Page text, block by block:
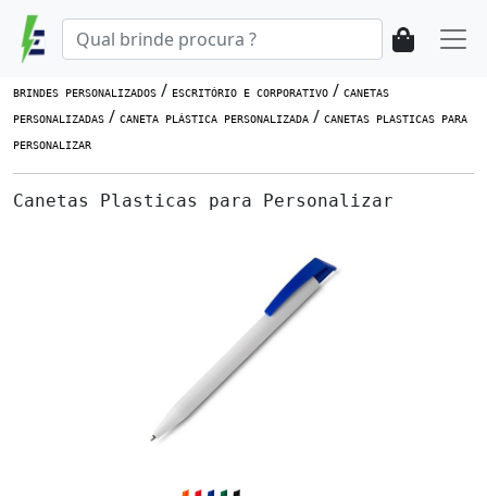
BRINDES PERSONALIZADOS / ESCRITÓRIO E CORPORATIVO / CANETAS
PERSONALIZADAS / CANETA PLÁSTICA PERSONALIZADA / CANETAS PLASTICAS PARA
PERSONALIZAR
Canetas Plasticas para Personalizar